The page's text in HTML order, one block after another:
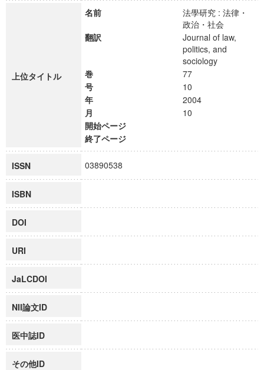
上位タイトル
名前
法學研究 : 法律・
政治・社会
翻訳
Journal of law,
politics, and
sociology
巻
77
号
10
年
2004
月
10
開始ページ
終了ページ
ISSN 03890538
ISBN
DOI
URI
JaLCDOI
NII論文ID
医中誌ID
その他ID